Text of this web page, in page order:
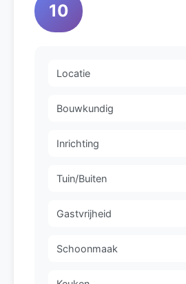
10
Locatie
Bouwkundig
Inrichting
Tuin/Buiten
Gastvrijheid
Schoonmaak